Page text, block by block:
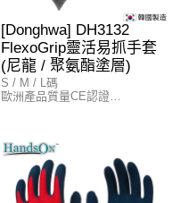
[Donghwa] DH3132
FlexoGrip靈活易抓手套
(尼龍 / 聚氨酯塗層)
S / M / L碼
歐洲產品質量CE認證
布料: 15針無縫尼龍 (15G
Seamless Nylon)
塗層: PU聚氨酯 (Polyurethane)